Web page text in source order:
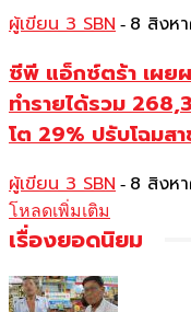
ผู้เขียน 3 SBN - 8 สิงห
ซีพี แอ็กซ์ตร้า เผย
ทำรายได้รวม
โต 29% ปรับโฉมส
ผู้เขียน 3 SBN - 8 สิงห
โหลดเพิ่มเติม
เรื่องยอดนิยม